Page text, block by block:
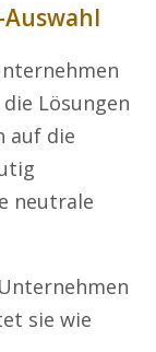
Auswahl
Lösungen
auf die
neutrale
sie wie